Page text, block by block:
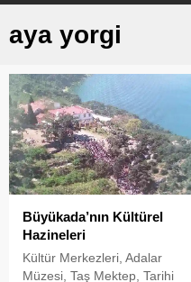
aya yorgi
Büyükada’nın Kültürel
Hazineleri
Kültür Merkezleri, Adalar
Müzesi, Taş Mektep, Tarihi